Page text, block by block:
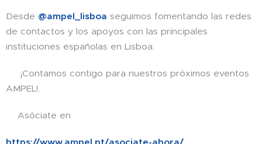
Desde @ampel_lisboa seguimos fomentando las redes
de contactos y los apoyos con las principales
instituciones españolas en Lisboa.
🙌 ¡Contamos contigo para nuestros próximos eventos
AMPEL!.
✍️Asóciate en ⤵️
https://www.ampel.pt/asociate-ahora/